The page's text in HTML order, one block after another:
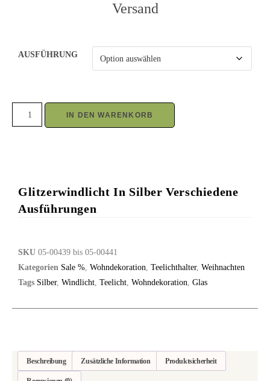
Versand
AUSFÜHRUNG
IN DEN WARENKORB
Glitzerwindlicht In Silber Verschiedene
Ausführungen
SKU 05-00439 bis 05-00441
Kategorien Sale %, Wohndekoration, Teelichthalter, Weihnachten
Tags Silber, Windlicht, Teelicht, Wohndekoration, Glas
Beschreibung Zusätzliche Information Produktsicherheit